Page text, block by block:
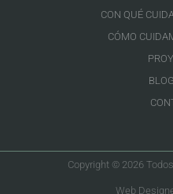
CON QUÉ
CÓMO
Copyright © 2026
Web